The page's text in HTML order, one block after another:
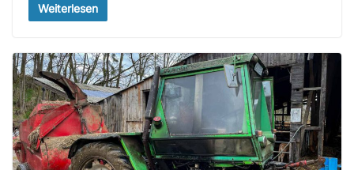
Weiterlesen